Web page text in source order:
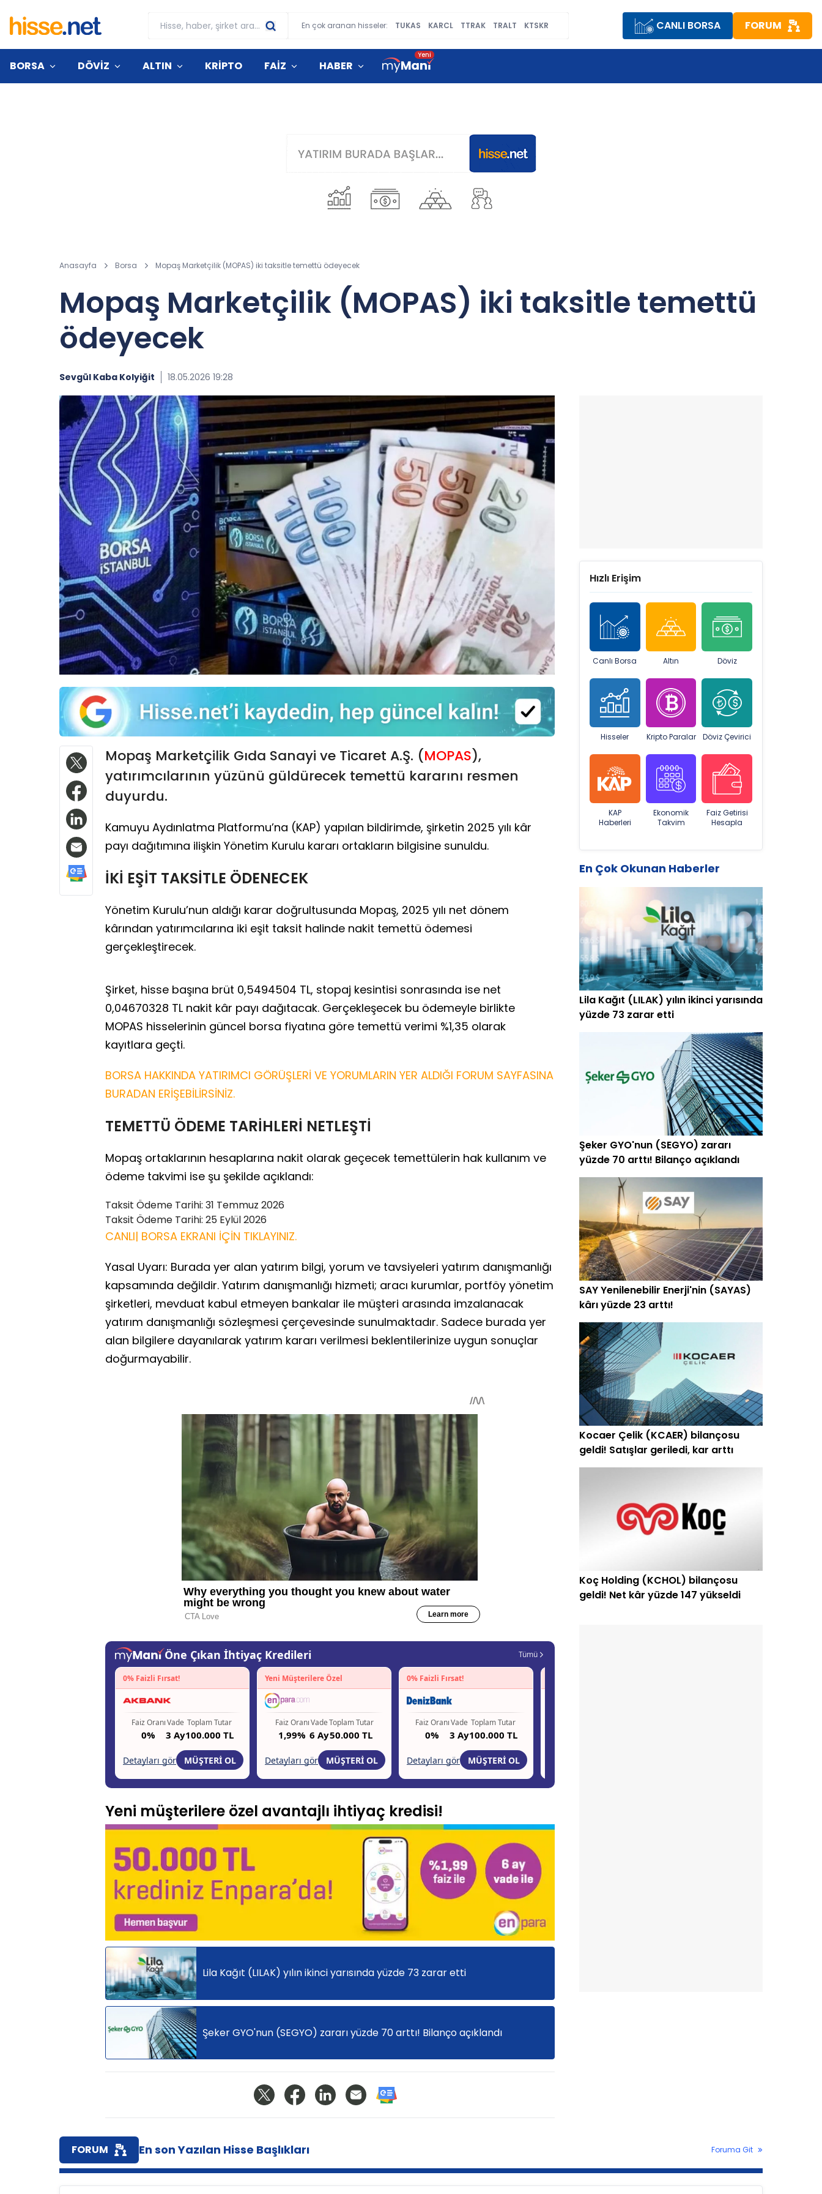
En çok aranan hisseler: TUKAS KARCL TTRAK TRALT KTSKR CANLI BORSA FORUM
BORSA DÖVİZ ALTIN KRİPTO FAİZ HABER
Anasayfa Borsa Mopaş Marketçilik (MOPAS) iki taksitle temettü ödeyecek
Mopaş Marketçilik (MOPAS) iki taksitle temettü
ödeyecek
Sevgül Kaba Kolyiğit 18.05.2026 19:28
Mopaş Marketçilik Gıda Sanayi ve Ticaret A.Ş. (MOPAS),
yatırımcılarının yüzünü güldürecek temettü kararını resmen
duyurdu.
Kamuyu Aydınlatma Platformu’na (KAP) yapılan bildirimde, şirketin 2025 yılı kâr
payı dağıtımına ilişkin Yönetim Kurulu kararı ortakların bilgisine sunuldu.
İKİ EŞİT TAKSİTLE ÖDENECEK
Yönetim Kurulu’nun aldığı karar doğrultusunda Mopaş, 2025 yılı net dönem
kârından yatırımcılarına iki eşit taksit halinde nakit temettü ödemesi
gerçekleştirecek.
Şirket, hisse başına brüt 0,5494504 TL, stopaj kesintisi sonrasında ise net
0,04670328 TL nakit kâr payı dağıtacak. Gerçekleşecek bu ödemeyle birlikte
MOPAS hisselerinin güncel borsa fiyatına göre temettü verimi %1,35 olarak
kayıtlara geçti.
BORSA HAKKINDA YATIRIMCI GÖRÜŞLERİ VE YORUMLARIN YER ALDIĞI FORUM SAYFASINA
BURADAN ERİŞEBİLİRSİNİZ.
TEMETTÜ ÖDEME TARİHLERİ NETLEŞTİ
Mopaş ortaklarının hesaplarına nakit olarak geçecek temettülerin hak kullanım ve
ödeme takvimi ise şu şekilde açıklandı:
Taksit Ödeme Tarihi: 31 Temmuz 2026
Taksit Ödeme Tarihi: 25 Eylül 2026
CANLI| BORSA EKRANI İÇİN TIKLAYINIZ.
Yasal Uyarı: Burada yer alan yatırım bilgi, yorum ve tavsiyeleri yatırım danışmanlığı
kapsamında değildir. Yatırım danışmanlığı hizmeti; aracı kurumlar, portföy yönetim
şirketleri, mevduat kabul etmeyen bankalar ile müşteri arasında imzalanacak
yatırım danışmanlığı sözleşmesi çerçevesinde sunulmaktadır. Sadece burada yer
alan bilgilere dayanılarak yatırım kararı verilmesi beklentilerinize uygun sonuçlar
doğurmayabilir.
Yeni müşterilere özel avantajlı ihtiyaç kredisi!
Lila Kağıt (LILAK) yılın ikinci yarısında yüzde 73 zarar etti
Şeker GYO'nun (SEGYO) zararı yüzde 70 arttı! Bilanço açıklandı
Hızlı Erişim
Canlı Borsa Altın Döviz
Hisseler Kripto Paralar Döviz Çevirici
KAP
Haberleri
Ekonomik
Takvim
Faiz Getirisi
Hesapla
En Çok Okunan Haberler
Lila Kağıt (LILAK) yılın ikinci yarısında
yüzde 73 zarar etti
Şeker GYO'nun (SEGYO) zararı
yüzde 70 arttı! Bilanço açıklandı
SAY Yenilenebilir Enerji'nin (SAYAS)
kârı yüzde 23 arttı!
Kocaer Çelik (KCAER) bilançosu
geldi! Satışlar geriledi, kar arttı
Koç Holding (KCHOL) bilançosu
geldi! Net kâr yüzde 147 yükseldi
FORUM En son Yazılan Hisse Başlıkları Foruma Git